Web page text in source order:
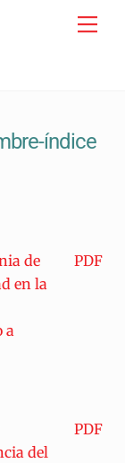
índice
de
en la
a
PDF
del
PDF